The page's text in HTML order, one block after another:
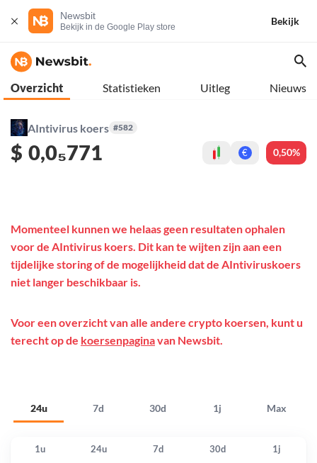
Newsbit
Bekijk in de Google Play store
Bekijk
Overzicht Statistieken Uitleg Nieuws
AIntivirus koers #582
$ 0,0₅771 € 0,50%
24u 7d 30d 1j Max
Momenteel kunnen we helaas geen resultaten ophalen
voor de AIntivirus koers. Dit kan te wijten zijn aan een
tijdelijke storing of de mogelijkheid dat de AIntiviruskoers
niet langer beschikbaar is.
Voor een overzicht van alle andere crypto koersen, kunt u
terecht op de koersenpaginavan Newsbit.
1u 24u 7d 30d 1j